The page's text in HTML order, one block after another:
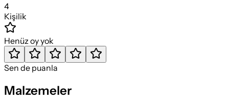
4
Kişilik
Henüz oy yok
Sen de puanla
Malzemeler